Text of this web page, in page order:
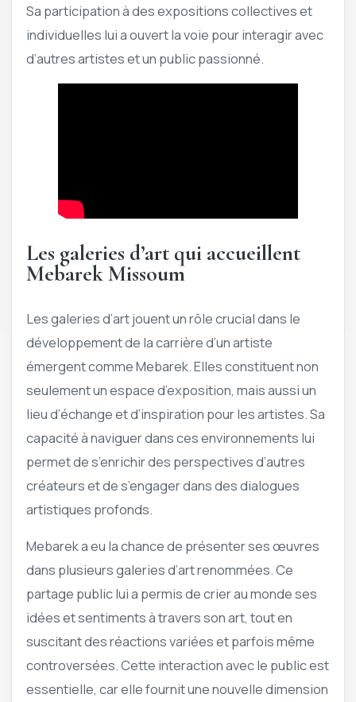
Sa participation à des expositions collectives et
individuelles lui a ouvert la voie pour interagir avec
d’autres artistes et un public passionné.
Les galeries d’art qui accueillent
Mebarek Missoum
Les galeries d’art jouent un rôle crucial dans le
développement de la carrière d’un artiste
émergent comme Mebarek. Elles constituent non
seulement un espace d’exposition, mais aussi un
lieu d’échange et d’inspiration pour les artistes. Sa
capacité à naviguer dans ces environnements lui
permet de s’enrichir des perspectives d’autres
créateurs et de s’engager dans des dialogues
artistiques profonds.
Mebarek a eu la chance de présenter ses œuvres
dans plusieurs galeries d’art renommées. Ce
partage public lui a permis de crier au monde ses
idées et sentiments à travers son art, tout en
suscitant des réactions variées et parfois même
controversées. Cette interaction avec le public est
essentielle, car elle fournit une nouvelle dimension